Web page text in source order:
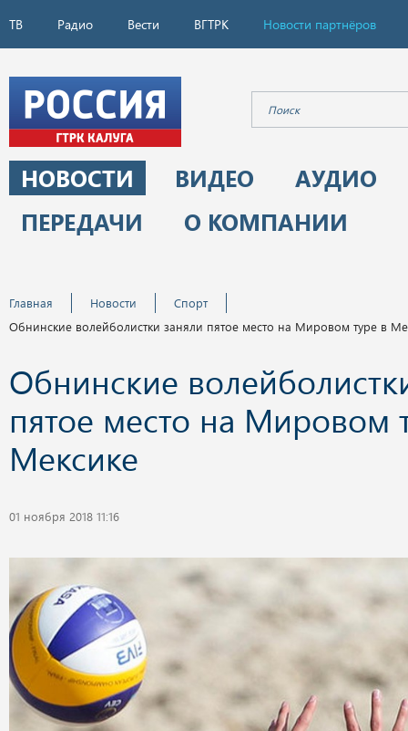
ТВ Радио Вести ВГТРК Новости партнёров
НОВОСТИ ВИДЕО
АУДИО
ПЕРЕДАЧИ
О КОМПАНИИ
Главная Новости
Спорт
Обнинские волейболистки заняли пятое место на Мировом туре в
Обнинские
пятое место на Мировом
Мексике
01 ноября 2018 11:16